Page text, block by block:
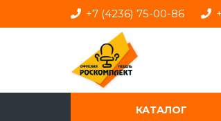
+7 (4236) 75-00-86
КАТАЛОГ